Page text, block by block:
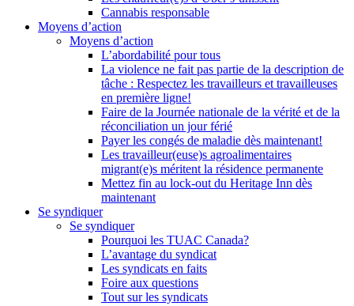
Cannabis responsable
Moyens d’action
Moyens d’action
L’abordabilité pour tous
La violence ne fait pas partie de la description de
tâche : Respectez les travailleurs et travailleuses
en première ligne!
Faire de la Journée nationale de la vérité et de la
réconciliation un jour férié
Payer les congés de maladie dès maintenant!
Les travailleur(euse)s agroalimentaires
migrant(e)s méritent la résidence permanente
Mettez fin au lock-out du Heritage Inn dès
maintenant
Se syndiquer
Se syndiquer
Pourquoi les TUAC Canada?
L’avantage du syndicat
Les syndicats en faits
Foire aux questions
Tout sur les syndicats